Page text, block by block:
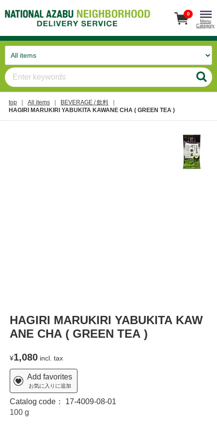
0
Menu
Category
top All items
BEVERAGE / 飲料
HAGIRI MARUKIRI YABUKITA KAWANE CHA ( GREEN TEA )
HAGIRI MARUKIRI YABUKITA KAW
ANE CHA ( GREEN TEA )
¥1,080 incl. tax
Add favorites
お気に入りに追加
Catalog code： 17-4009-08-01
100 g